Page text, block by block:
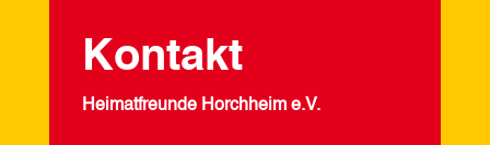
Kontakt
Heimatfreunde Horchheim e.V.